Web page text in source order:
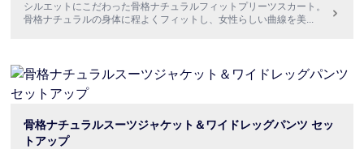
シルエットにこだわった骨格ナチュラルフィットプリーツスカート。
骨格ナチュラルの身体に程よくフィットし、女性らしい曲線を美...
骨格ナチュラルスーツジャケット＆ワイドレッグパンツ セッ
トアップ